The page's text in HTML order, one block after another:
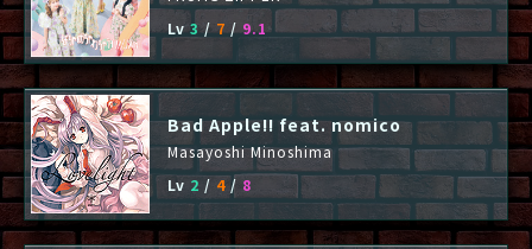
Lv3/7 / 9.1
Bad Apple!! feat. nomico
Masayoshi Minoshima
Lv 2 / 4 / 8